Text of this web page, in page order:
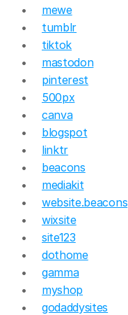
mewe
tumblr
tiktok
mastodon
pinterest
500px
canva
blogspot
linktr
beacons
mediakit
website.beacons
wixsite
site123
dothome
gamma
myshop
godaddysites